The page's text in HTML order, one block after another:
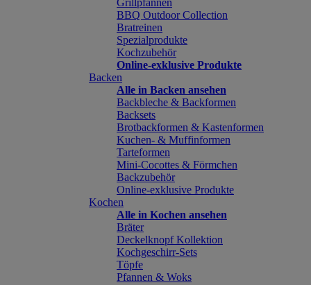
Grillpfannen
BBQ Outdoor Collection
Bratreinen
Spezialprodukte
Kochzubehör
Online-exklusive Produkte
Backen
Alle in Backen ansehen
Backbleche & Backformen
Backsets
Brotbackformen & Kastenformen
Kuchen- & Muffinformen
Tarteformen
Mini-Cocottes & Förmchen
Backzubehör
Online-exklusive Produkte
Kochen
Alle in Kochen ansehen
Bräter
Deckelknopf Kollektion
Kochgeschirr-Sets
Töpfe
Pfannen & Woks